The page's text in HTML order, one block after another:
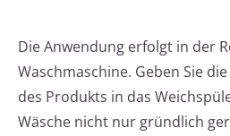
Die Anwendung erfolgt in der
Waschmaschine. Geben Sie
des Produkts in das
Wäsche nicht nur gründlich